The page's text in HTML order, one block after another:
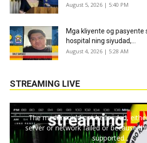
August 5, 2026 | 5:40 PM
Mga kliyente og pasyente
hospital ning siyudad,...
August 4, 2026 | 5:28 AM
STREAMING LIVE
The media could not be loaded,
server or network failed or because
supported.